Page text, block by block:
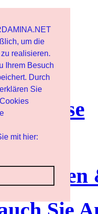
um die
realisieren.
Ihrem Besuch
Durch
Sie
mit hier: